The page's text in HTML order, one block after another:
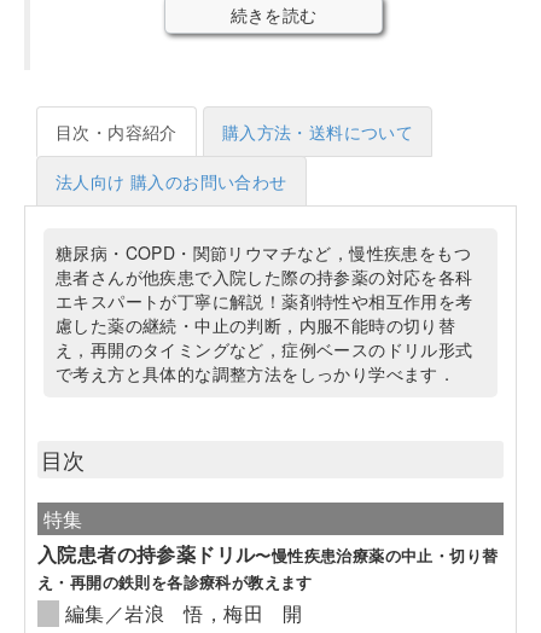
続きを読む
目次・内容紹介 購入方法・送料について
法人向け 購入のお問い合わせ
糖尿病・COPD・関節リウマチなど，慢性疾患をもつ
患者さんが他疾患で入院した際の持参薬の対応を各科
エキスパートが丁寧に解説！薬剤特性や相互作用を考
慮した薬の継続・中止の判断，内服不能時の切り替
え，再開のタイミングなど，症例ベースのドリル形式
で考え方と具体的な調整方法をしっかり学べます．
目次
特集
入院患者の持参薬ドリル〜慢性疾患治療薬の中止・切り替
え・再開の鉄則を各診療科が教えます
編集／岩浪 悟，梅田 開